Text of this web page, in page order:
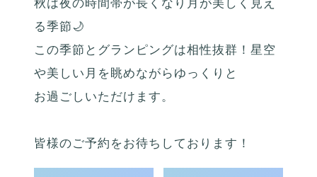
秋は夜の時間帯が長くなり月が美しく見え
る季節🌙
この季節とグランピングは相性抜群！星空
や美しい月を眺めながらゆっくりと
お過ごしいただけます。
皆様のご予約をお待ちしております！